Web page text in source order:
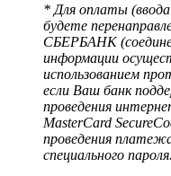
* Для оплаты
будете
СБЕРБАНК
информации
использованием
если Ваш банк
проведения
MasterCard
проведения
специального пароля.